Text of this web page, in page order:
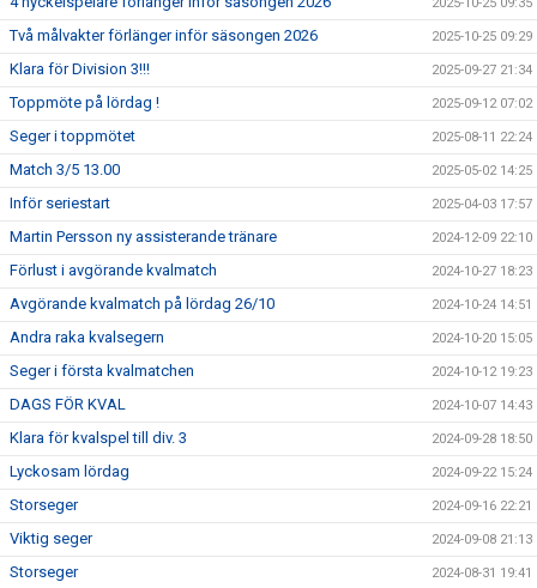
Två målvakter förlänger inför säsongen 2026 2025-10-25 09:29
Klara för Division 3!!! 2025-09-27 21:34
Toppmöte på lördag ! 2025-09-12 07:02
Seger i toppmötet 2025-08-11 22:24
Match 3/5 13.00 2025-05-02 14:25
Inför seriestart 2025-04-03 17:57
Martin Persson ny assisterande tränare 2024-12-09 22:10
Förlust i avgörande kvalmatch 2024-10-27 18:23
Avgörande kvalmatch på lördag 26/10 2024-10-24 14:51
Andra raka kvalsegern 2024-10-20 15:05
Seger i första kvalmatchen 2024-10-12 19:23
DAGS FÖR KVAL 2024-10-07 14:43
Klara för kvalspel till div. 3 2024-09-28 18:50
Lyckosam lördag 2024-09-22 15:24
Storseger 2024-09-16 22:21
Viktig seger 2024-09-08 21:13
Storseger 2024-08-31 19:41